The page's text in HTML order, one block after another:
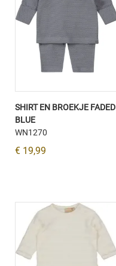
SHIRT EN BROEKJE FADED
BLUE
WN1270
€ 19,99